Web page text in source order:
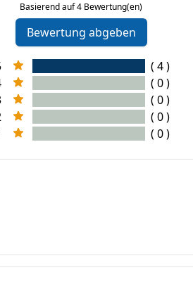
Basierend auf 4 Bewertung(en)
Bewertung abgeben
( 4 )
( 0 )
( 0 )
( 0 )
( 0 )